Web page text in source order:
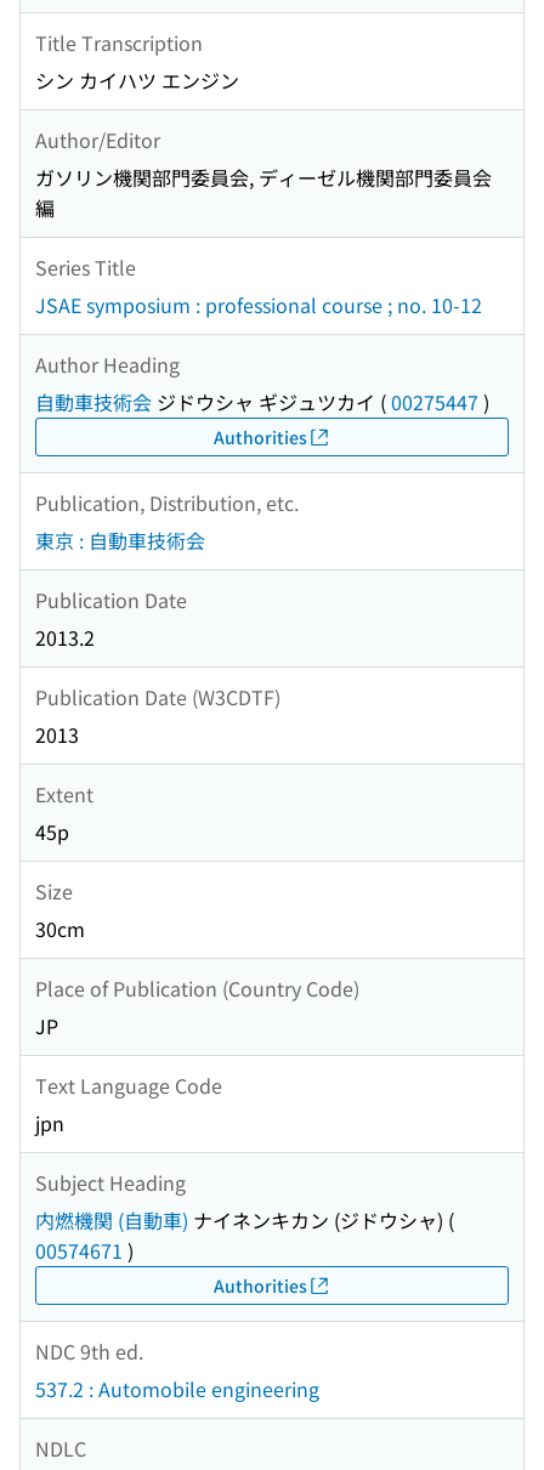
Title Transcription
シン カイハツ エンジン
Author/Editor
ガソリン機関部門委員会, ディーゼル機関部門委員会
編
Series Title
JSAE symposium : professional course ; no. 10-12
Author Heading
自動車技術会 ジドウシャ ギジュツカイ (00275447 )
Authorities
Publication, Distribution, etc.
東京 : 自動車技術会
Publication Date
2013.2
Publication Date (W3CDTF)
2013
Extent
45p
Size
30cm
Place of Publication (Country Code)
JP
Text Language Code
jpn
Subject Heading
内燃機関 (自動車) ナイネンキカン (ジドウシャ) (
00574671 )
Authorities
NDC 9th ed.
537.2 : Automobile engineering
NDLC